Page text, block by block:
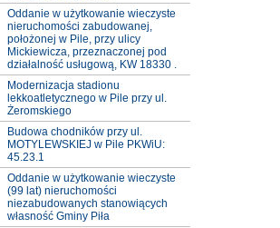
Oddanie w użytkowanie wieczyste
nieruchomości zabudowanej,
położonej w Pile, przy ulicy
Mickiewicza, przeznaczonej pod
działalność usługową, KW 18330 .
Modernizacja stadionu
lekkoatletycznego w Pile przy ul.
Żeromskiego
Budowa chodników przy ul.
MOTYLEWSKIEJ w Pile PKWiU:
45.23.1
Oddanie w użytkowanie wieczyste
(99 lat) nieruchomości
niezabudowanych stanowiących
własność Gminy Piła